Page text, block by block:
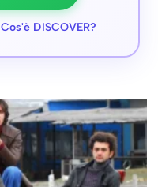
Cos'è DISCOVER?